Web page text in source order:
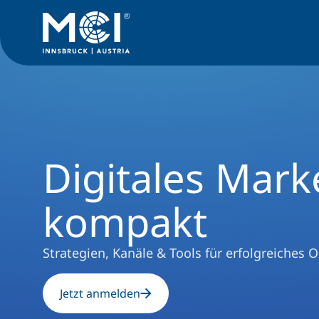
Digitales
kompakt
Strategien, Kanäle & Tools für erfolgreiches
Jetzt anmelden